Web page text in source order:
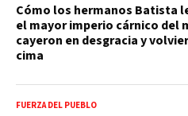
Cómo los hermanos Batista
el mayor imperio cárnico del
cayeron en desgracia y
cima
FUERZA DEL PUEBLO